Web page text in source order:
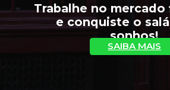
Trabalhe no
e conquiste o
sonhos!
SAIBA MAIS